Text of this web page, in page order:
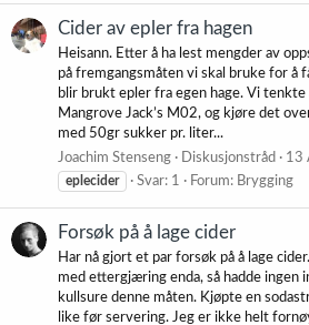
Cider av epler fra hagen
Heisann. Etter å ha lest mengder av
på fremgangsmåten vi skal bruke for å
blir brukt epler fra egen hage. Vi
Mangrove Jack’s M02, og kjøre det
med 50gr sukker pr. liter...
Joachim Stenseng
Diskusjonstråd 13
eplecider
Svar: 1 Forum: Brygging
Forsøk på å lage cider
Har nå gjort et par forsøk på å lage
med ettergjæring enda, så hadde ingen
kullsure denne måten. Kjøpte en
like før servering. Jeg er ikke helt